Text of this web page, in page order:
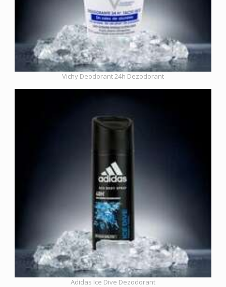
Vichy Deodorant 24h Dezodorant
Adidas Ice Dive Dezodorant